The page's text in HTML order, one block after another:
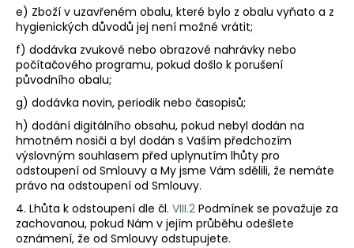
e) Zboží v uzavřeném obalu, které bylo z obalu vyňato a z
hygienických důvodů jej není možné vrátit;
f) dodávka zvukové nebo obrazové nahrávky nebo
počítačového programu, pokud došlo k porušení
původního obalu;
g) dodávka novin, periodik nebo časopisů;
h) dodání digitálního obsahu, pokud nebyl dodán na
hmotném nosiči a byl dodán s Vaším předchozím
výslovným souhlasem před uplynutím lhůty pro
odstoupení od Smlouvy a My jsme Vám sdělili, že nemáte
právo na odstoupení od Smlouvy.
4. Lhůta k odstoupení dle čl. VIII.2 Podmínek se považuje za
zachovanou, pokud Nám v jejím průběhu odešlete
oznámení, že od Smlouvy odstupujete.